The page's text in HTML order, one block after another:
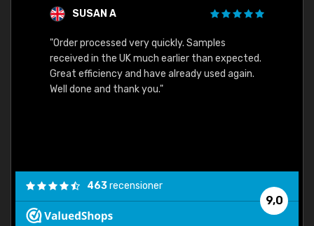
SUSAN A
"Order processed very quickly. Samples
received in the UK much earlier than expected.
Great efficiency and have already used again.
Well done and thank you."
9,0
463recensioner